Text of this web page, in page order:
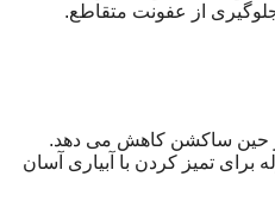
از عفونت متقاطع.
حین ساکشن کاهش می دهد.
برای تمیز کردن با آبیاری آسان